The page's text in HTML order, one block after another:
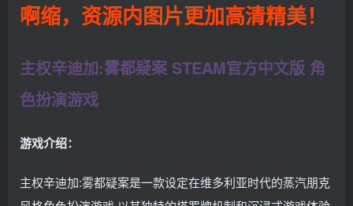
啊缩，资源内图片更加高清精美！
主权辛迪加:雾都疑案 STEAM官方中文版 角
色扮演游戏
游戏介绍：
主权辛迪加:雾都疑案是一款设定在维多利亚时代的蒸汽朋克